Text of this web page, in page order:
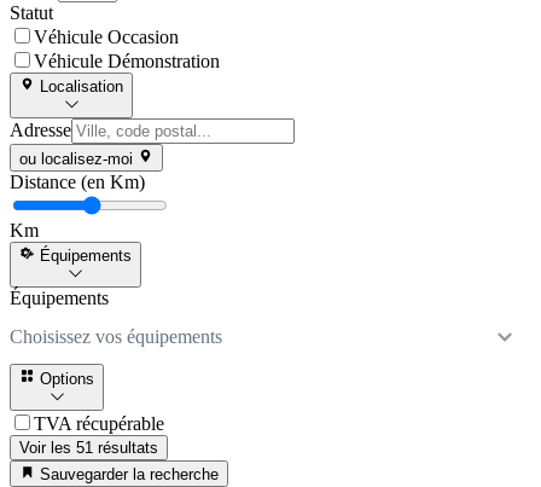
Statut
Véhicule Occasion
Véhicule Démonstration
Localisation
Adresse
ou localisez-moi
Distance (en Km)
Km
Équipements
Équipements
Choisissez vos équipements
Options
TVA récupérable
Voir les 51 résultats
Sauvegarder la recherche